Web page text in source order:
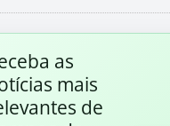
as
mais
de